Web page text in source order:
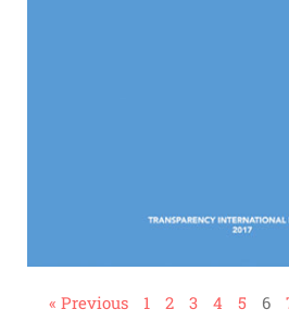
« Previous 1 2 3 4 5 6